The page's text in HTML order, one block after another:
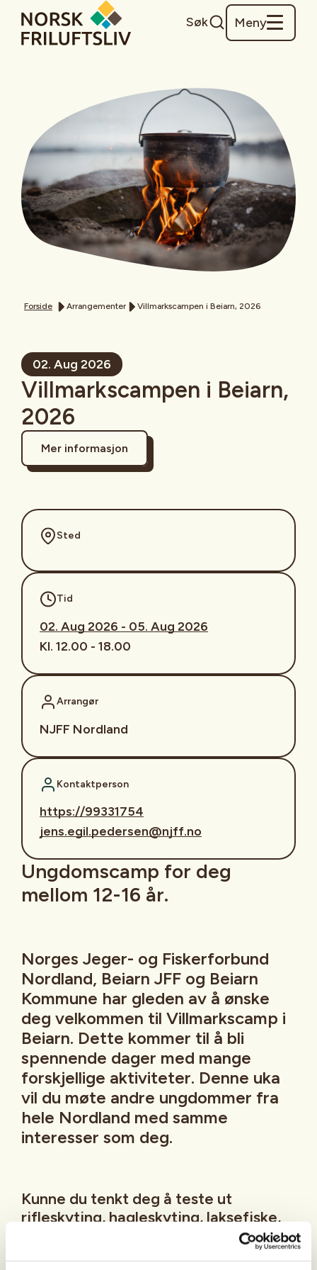
Søk Meny
Forside Arrangementer Villmarkscampen i Beiarn, 2026
02. Aug 2026
Villmarkscampen i Beiarn,
2026
Mer informasjon
Sted
Tid
02. Aug 2026 - 05. Aug 2026
Kl. 12.00 - 18.00
Arrangør
NJFF Nordland
Kontaktperson
https://99331754
jens.egil.pedersen@njff.no
Ungdomscamp for deg
mellom 12-16 år.
Norges Jeger- og Fiskerforbund
Nordland, Beiarn JFF og Beiarn
Kommune har gleden av å ønske
deg velkommen til Villmarkscamp i
Beiarn. Dette kommer til å bli
spennende dager med mange
forskjellige aktiviteter. Denne uka
vil du møte andre ungdommer fra
hele Nordland med samme
interesser som deg.
Kunne du tenkt deg å teste ut
rifleskyting, hagleskyting, laksefiske,
havfiske, fluefiske, gå på fjelltur og
mye mye mer? Da må du melde på